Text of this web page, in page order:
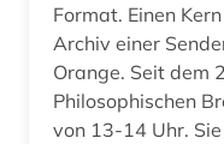
avestisch (1)
Format. Einen
Archiv einer
Orange. Seit dem
Philosophischen
von 13-14 Uhr.